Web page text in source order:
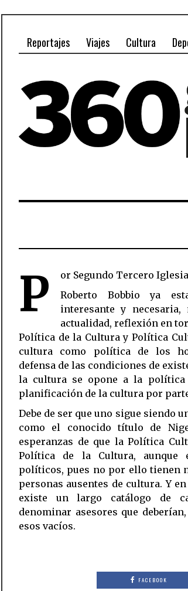
Reportajes Viajes Cultura
P
or Segundo Tercero
Roberto Bobbio ya
interesante y
actualidad, reflexión en
Política de la Cultura y Política
cultura como política de los
defensa de las condiciones de
la cultura se opone a la
planificación de la cultura por
Debe de ser que uno sigue siendo
como el conocido título de
esperanzas de que la Política
Política de la Cultura, aunque
políticos, pues no por ello tienen
personas ausentes de cultura. Y
existe un largo catálogo de
denominar asesores que
esos vacíos.
FACEBOOK